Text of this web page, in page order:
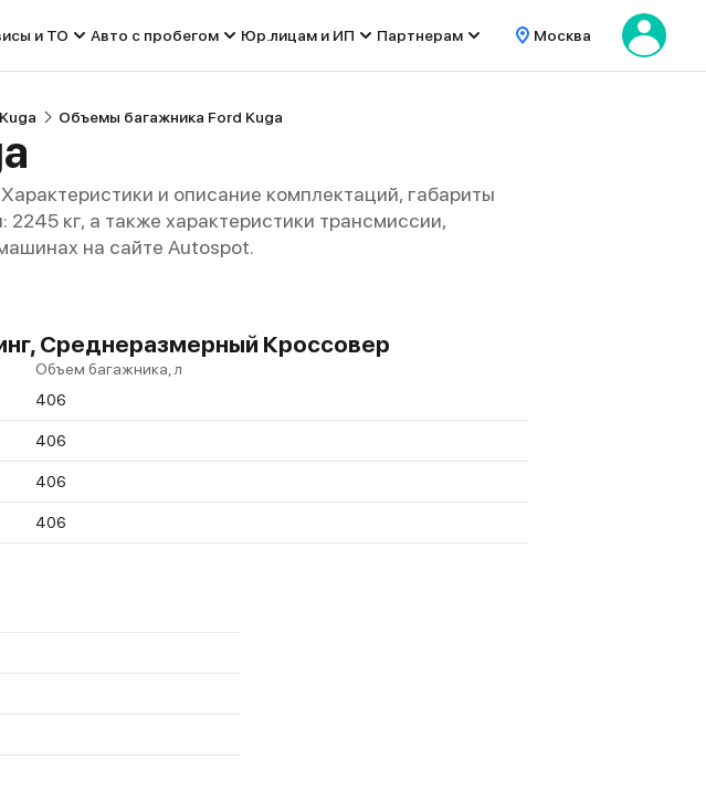
и ТО Авто с пробегом Юр.лицам и ИП Партнерам Москва
Объемы багажника Ford Kuga
и описание комплектаций, габариты
кг, а также характеристики трансмиссии,
на сайте Autospot.
Среднеразмерный Кроссовер
Объем багажника, л
406
406
406
406